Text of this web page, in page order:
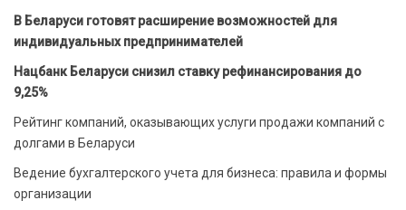
В Беларуси готовят расширение возможностей для
индивидуальных предпринимателей
Нацбанк Беларуси снизил ставку рефинансирования до
9,25%
Рейтинг компаний, оказывающих услуги продажи компаний с
долгами в Беларуси
Ведение бухгалтерского учета для бизнеса: правила и формы
организации